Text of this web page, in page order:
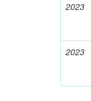
2023
2023